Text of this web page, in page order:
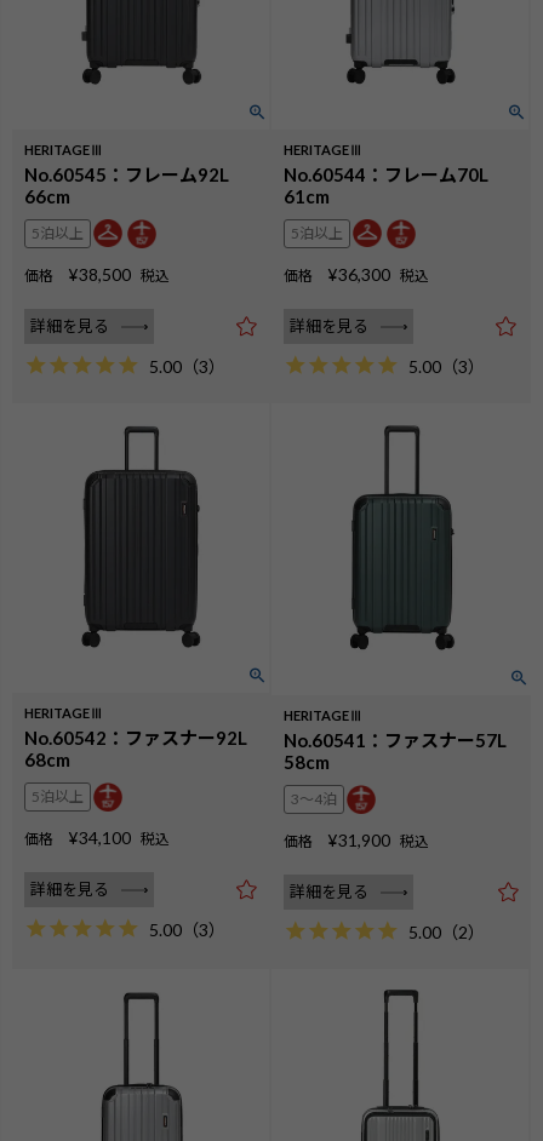
HERITAGEⅢ
No.60545：フレーム92L
66cm
5泊以上
価格 ¥38,500 税込
詳細を見る
5.00 （3）
HERITAGEⅢ
No.60544：フレーム70L
61cm
5泊以上
価格 ¥36,300 税込
詳細を見る
5.00 （3）
HERITAGEⅢ
No.60542：ファスナー92L
68cm
5泊以上
価格 ¥34,100 税込
詳細を見る
5.00 （3）
HERITAGEⅢ
No.60541：ファスナー57L
58cm
3〜4泊
価格 ¥31,900 税込
詳細を見る
5.00 （2）